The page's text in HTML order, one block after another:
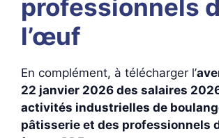
professionnels
l’œuf
En complément, à télécharger l’
22 janvier 2026 des salaires
activités industrielles de
pâtisserie et des professionnels